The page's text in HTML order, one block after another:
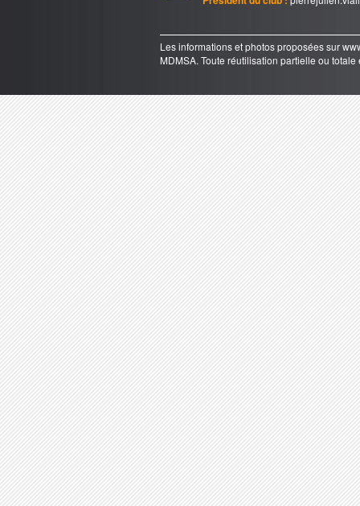
Les informations et photos proposées sur
MDMSA. Toute réutilisation partielle ou totale